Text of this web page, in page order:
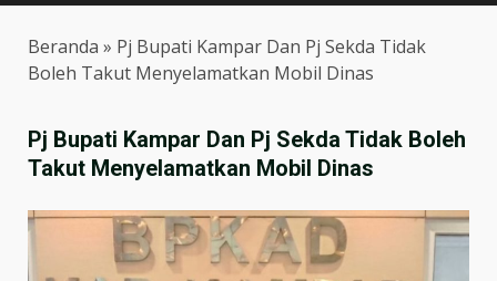
MENU
Beranda » Pj Bupati Kampar Dan Pj Sekda Tidak
Boleh Takut Menyelamatkan Mobil Dinas
Pj Bupati Kampar Dan Pj Sekda Tidak Boleh
Takut Menyelamatkan Mobil Dinas